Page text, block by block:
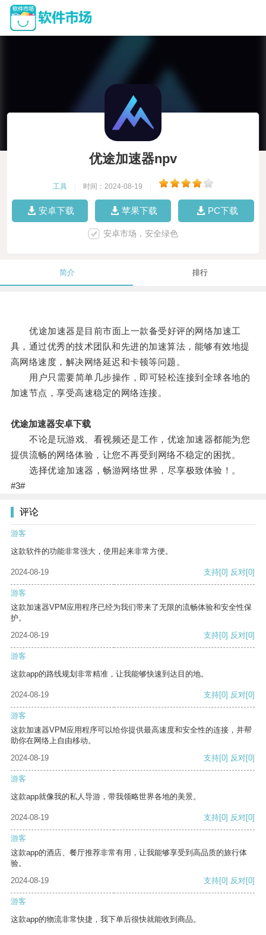
优途加速器npv
工具 时间：2024-08-19
安卓下载 苹果下载 PC下载
安卓市场，安全绿色
简介 排行
优途加速器是目前市面上一款备受好评的网络加速工
具，通过优秀的技术团队和先进的加速算法，能够有效地提
高网络速度，解决网络延迟和卡顿等问题。
用户只需要简单几步操作，即可轻松连接到全球各地的
加速节点，享受高速稳定的网络连接。
优途加速器安卓下载
不论是玩游戏、看视频还是工作，优途加速器都能为您
提供流畅的网络体验，让您不再受到网络不稳定的困扰。
选择优途加速器，畅游网络世界，尽享极致体验！。
#3#
评论
游客
这款软件的功能非常强大，使用起来非常方便。
2024-08-19 支持[0] 反对[0]
游客
这款加速器VPM应用程序已经为我们带来了无限的流畅体验和安全性保
护。
2024-08-19
支持[0] 反对[0]
游客
这款app的路线规划非常精准，让我能够快速到达目的地。
2024-08-19 支持[0] 反对[0]
游客
这款加速器VPM应用程序可以给你提供最高速度和安全性的连接，并帮
助你在网络上自由移动。
2024-08-19
支持[0] 反对[0]
游客
这款app就像我的私人导游，带我领略世界各地的美景。
2024-08-19 支持[0] 反对[0]
游客
这款app的酒店、餐厅推荐非常有用，让我能够享受到高品质的旅行体
验。
2024-08-19
支持[0] 反对[0]
游客
这款app的物流非常快捷，我下单后很快就能收到商品。